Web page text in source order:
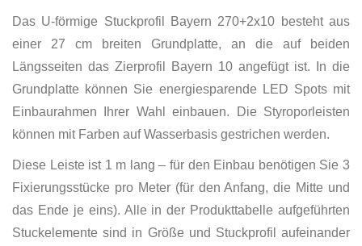
Das U-förmige Stuckprofil Bayern 270+2x10 besteht aus
einer 27 cm breiten Grundplatte, an die auf beiden
Längsseiten das Zierprofil Bayern 10 angefügt ist. In die
Grundplatte können Sie energiesparende LED Spots mit
Einbaurahmen Ihrer Wahl einbauen. Die Styroporleisten
können mit Farben auf Wasserbasis gestrichen werden.
Diese Leiste ist 1 m lang – für den Einbau benötigen Sie 3
Fixierungsstücke pro Meter (für den Anfang, die Mitte und
das Ende je eins). Alle in der Produkttabelle aufgeführten
Stuckelemente sind in Größe und Stuckprofil aufeinander